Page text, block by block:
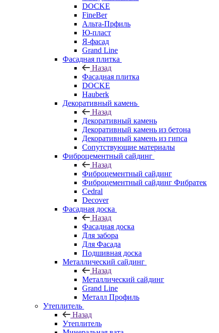
DOCKE
FineBer
Альта-Прфиль
Ю-пласт
Я-фасад
Grand Line
Фасадная плитка
Назад
Фасадная плитка
DOCKE
Hauberk
Декоративный камень
Назад
Декоративный камень
Декоративный камень из бетона
Декоративный камень из гипса
Сопутствующие материалы
Фиброцементный сайдинг
Назад
Фиброцементный сайдинг
Фиброцементный сайдинг Фибратек
Cedral
Decover
Фасадная доска
Назад
Фасадная доска
Для забора
Для Фасада
Подшивная доска
Металлический сайдинг
Назад
Металлический сайдинг
Grand Line
Металл Профиль
Утеплитель
Назад
Утеплитель